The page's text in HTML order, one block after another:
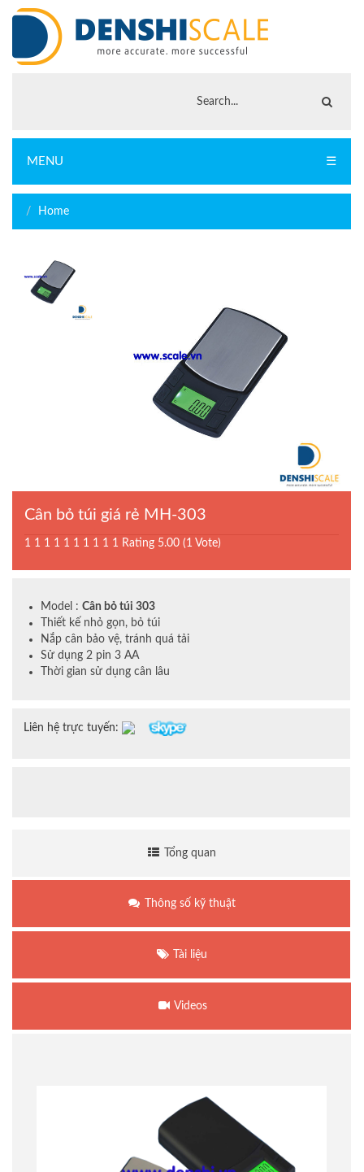
MENU ☰
Home
Cân bỏ túi giá rẻ MH-303
1 1 1 1 1 1 1 1 1 1 Rating 5.00 (1 Vote)
Model : Cân bỏ túi 303
Thiết kế nhỏ gọn, bỏ túi
Nắp cân bảo vệ, tránh quá tải
Sử dụng 2 pin 3 AA
Thời gian sử dụng cân lâu
Liên hệ trực tuyến:
Tổng quan
Thông số kỹ thuật
Tài liệu
Videos